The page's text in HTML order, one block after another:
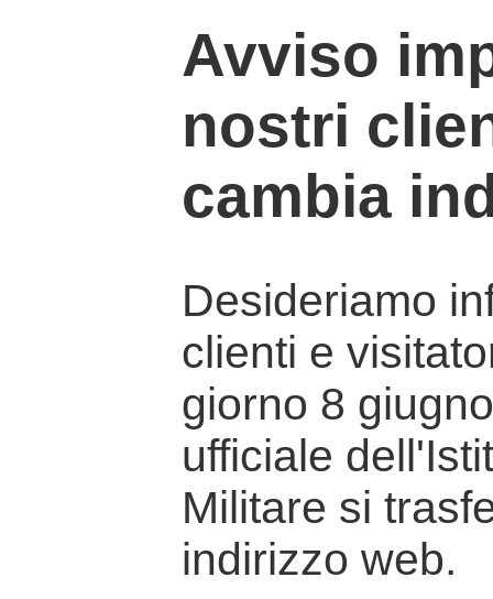
Avviso
nostri
cambia
Desideriamo
clienti e
giorno 8
ufficiale
Militare si
indirizzo web.